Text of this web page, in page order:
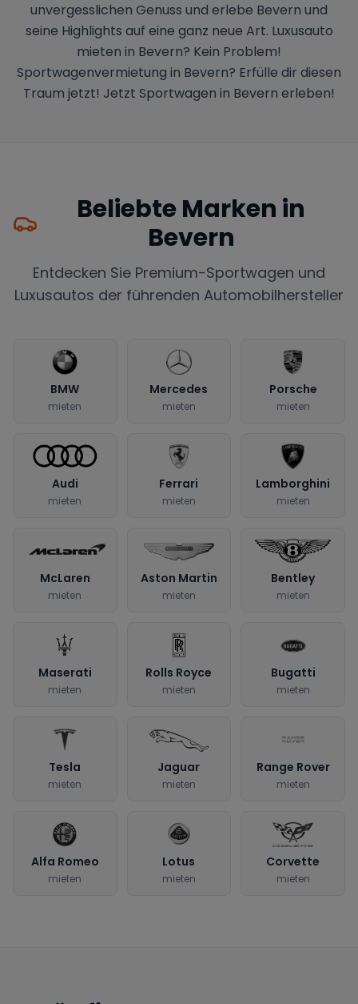
unvergesslichen Genuss und erlebe Bevern und
seine Highlights auf eine ganz neue Art. Luxusauto
mieten in Bevern? Kein Problem!
Sportwagenvermietung in Bevern? Erfülle dir diesen
Traum jetzt! Jetzt Sportwagen in Bevern erleben!
Beliebte Marken in
Bevern
Entdecken Sie Premium-Sportwagen und
Luxusautos der führenden Automobilhersteller
BMW
mieten
Mercedes
mieten
Porsche
mieten
Audi
mieten
Ferrari
mieten
Lamborghini
mieten
McLaren
mieten
Aston Martin
mieten
Bentley
mieten
Maserati
mieten
Rolls Royce
mieten
Bugatti
mieten
Tesla
mieten
Jaguar
mieten
Range Rover
mieten
Alfa Romeo
mieten
Lotus
mieten
Corvette
mieten